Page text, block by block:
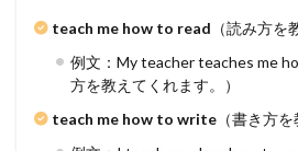
teach me how to read （読み方を
例文：My teacher teaches me
方を教えてくれます。）
teach me how to write （書き方